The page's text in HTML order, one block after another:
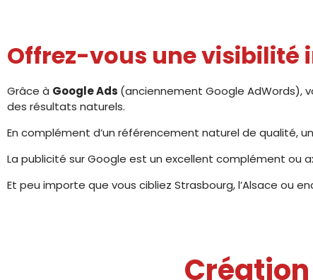
Offrez-vous une visibilité
Grâce à Google Ads (anciennement Google AdWords),
des résultats naturels.
En complément d’un référencement naturel de
La publicité sur Google est un excellent complément ou
Et peu importe que vous cibliez Strasbourg, l’Alsace ou